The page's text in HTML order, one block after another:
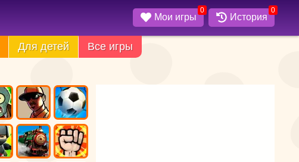
Мои игры
0
История
0
Для детей Все игры